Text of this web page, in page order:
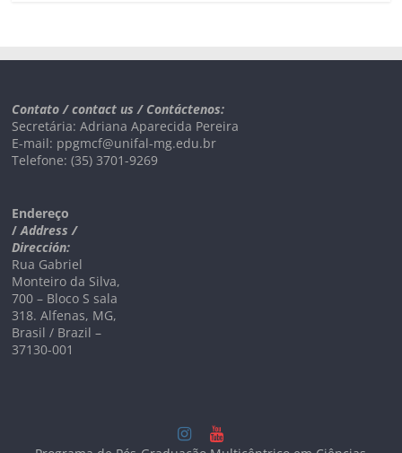
Contato / contact us / Contáctenos:
Secretária: Adriana Aparecida Pereira
E-mail: ppgmcf@unifal-mg.edu.br
Telefone: (35) 3701-9269
Endereço
/Address /
Dirección:
Rua Gabriel
Monteiro da Silva,
700 – Bloco S sala
318. Alfenas, MG,
Brasil / Brazil –
37130-001